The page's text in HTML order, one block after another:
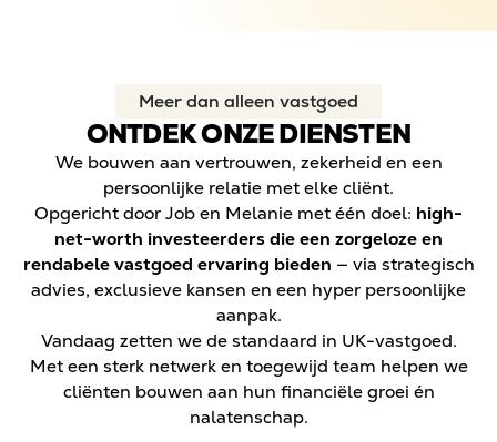
Meer dan alleen vastgoed
ONTDEK ONZE DIENSTEN
We bouwen aan vertrouwen, zekerheid en een
persoonlijke relatie met elke cliënt.
Opgericht door Job en Melanie met één doel: high-
net-worth investeerders die een zorgeloze en
rendabele vastgoed ervaring bieden — via strategisch
advies, exclusieve kansen en een hyper persoonlijke
aanpak.
Vandaag zetten we de standaard in UK-vastgoed.
Met een sterk netwerk en toegewijd team helpen we
cliënten bouwen aan hun financiële groei én
nalatenschap.